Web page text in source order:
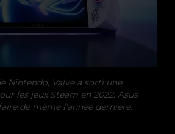
Nintendo, Valve a sorti une
les jeux Steam en 2022. Asus
de même l’année dernière.